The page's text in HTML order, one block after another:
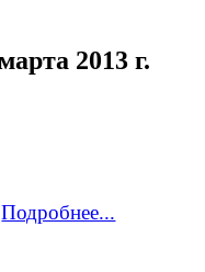
2013 г.
Подробнее...